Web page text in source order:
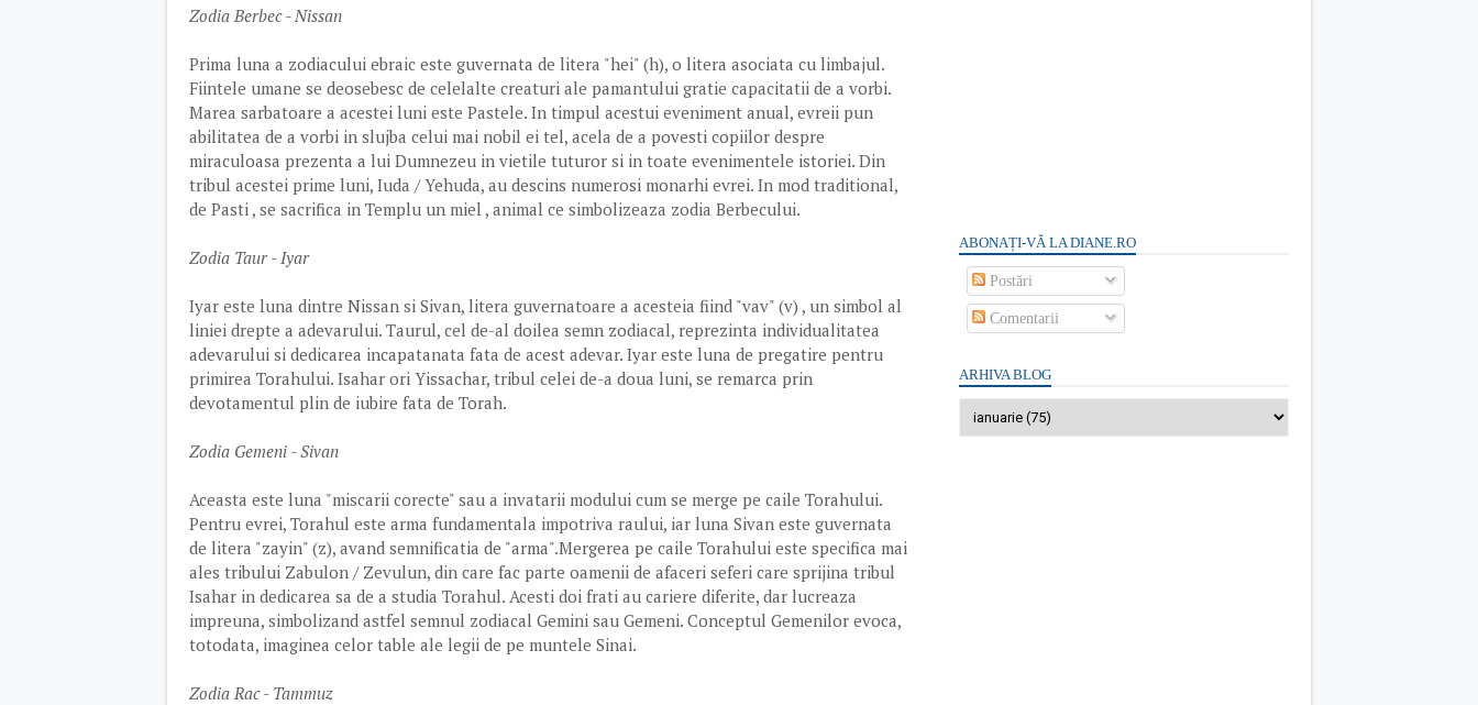
Zodia Berbec - Nissan
Prima luna a zodiacului ebraic este guvernata de litera "hei" (h), o litera asociata cu limbajul.
Fiintele umane se deosebesc de celelalte creaturi ale pamantului gratie capacitatii de a vorbi.
Marea sarbatoare a acestei luni este Pastele. In timpul acestui eveniment anual, evreii pun
abilitatea de a vorbi in slujba celui mai nobil ei tel, acela de a povesti copiilor despre
miraculoasa prezenta a lui Dumnezeu in vietile tuturor si in toate evenimentele istoriei. Din
tribul acestei prime luni, Iuda / Yehuda, au descins numerosi monarhi evrei. In mod traditional,
de Pasti , se sacrifica in Templu un miel , animal ce simbolizeaza zodia Berbecului.
Zodia Taur - Iyar
Iyar este luna dintre Nissan si Sivan, litera guvernatoare a acesteia fiind "vav" (v) , un simbol al
liniei drepte a adevarului. Taurul, cel de-al doilea semn zodiacal, reprezinta individualitatea
adevarului si dedicarea incapatanata fata de acest adevar. Iyar este luna de pregatire pentru
primirea Torahului. Isahar ori Yissachar, tribul celei de-a doua luni, se remarca prin
devotamentul plin de iubire fata de Torah.
Zodia Gemeni - Sivan
Aceasta este luna "miscarii corecte" sau a invatarii modului cum se merge pe caile Torahului.
Pentru evrei, Torahul este arma fundamentala impotriva raului, iar luna Sivan este guvernata
de litera "zayin" (z), avand semnificatia de "arma".Mergerea pe caile Torahului este specifica mai
ales tribului Zabulon / Zevulun, din care fac parte oamenii de afaceri seferi care sprijina tribul
Isahar in dedicarea sa de a studia Torahul. Acesti doi frati au cariere diferite, dar lucreaza
impreuna, simbolizand astfel semnul zodiacal Gemini sau Gemeni. Conceptul Gemenilor evoca,
totodata, imaginea celor table ale legii de pe muntele Sinai.
Zodia Rac - Tammuz
ABONAȚI-VĂ LA DIANE.RO
Postări
Comentarii
ARHIVA BLOG